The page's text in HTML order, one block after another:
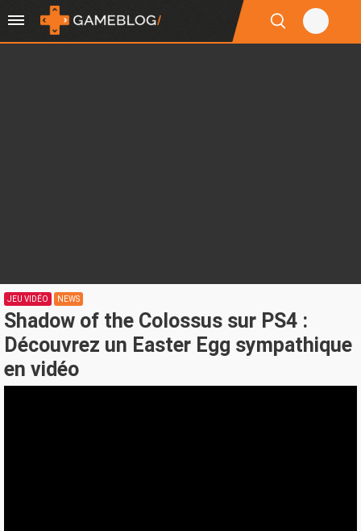
JEU VIDÉO NEWS
Shadow of the Colossus sur PS4 :
Découvrez un Easter Egg sympathique
en vidéo